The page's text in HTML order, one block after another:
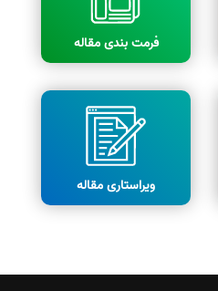
فرمت بندی مقاله
ویراستاری مقاله